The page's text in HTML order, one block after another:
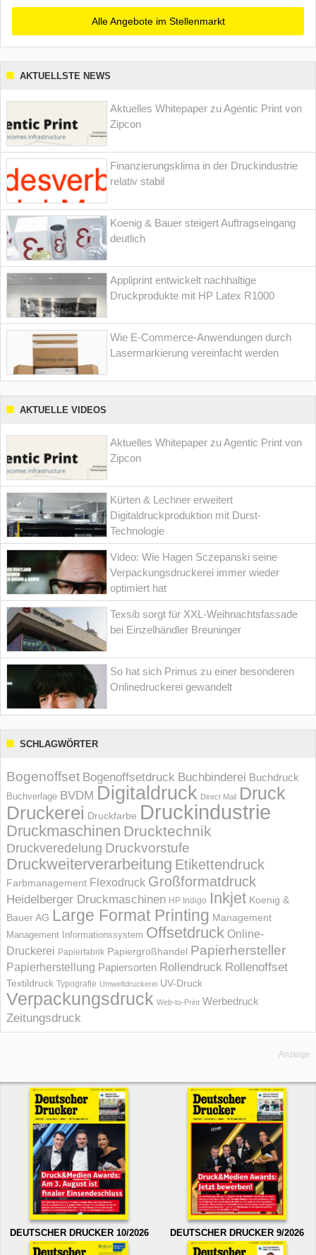
Alle Angebote im Stellenmarkt
AKTUELLSTE NEWS
Aktuelles Whitepaper zu Agentic Print von
Zipcon
Finanzierungsklima in der Druckindustrie
relativ stabil
Koenig & Bauer steigert Auftragseingang
deutlich
Appliprint entwickelt nachhaltige
Druckprodukte mit HP Latex R1000
Wie E-Commerce-Anwendungen durch
Lasermarkierung vereinfacht werden
AKTUELLE VIDEOS
Aktuelles Whitepaper zu Agentic Print von
Zipcon
Kürten & Lechner erweitert
Digitaldruckproduktion mit Durst-
Technologie
Video: Wie Hagen Sczepanski seine
Verpackungsdruckerei immer wieder
optimiert hat
Texsib sorgt für XXL-Weihnachtsfassade
bei Einzelhändler Breuninger
So hat sich Primus zu einer besonderen
Onlinedruckerei gewandelt
SCHLAGWÖRTER
Bogenoffset Bogenoffsetdruck Buchbinderei Buchdruck
Buchverlage BVDM Digitaldruck Direct Mail Druck
Druckerei Druckfarbe Druckindustrie
Druckmaschinen Drucktechnik
Druckveredelung Druckvorstufe
Druckweiterverarbeitung Etikettendruck
Farbmanagement Flexodruck Großformatdruck
Heidelberger Druckmaschinen HP Indigo Inkjet Koenig &
Bauer AG Large Format Printing Management
Management Informations­system Offsetdruck Online-
Druckerei Papierfabrik Papiergroßhandel Papierhersteller
Papierherstellung Papiersorten Rollendruck Rollenoffset
Textildruck Typografie Umweltdruckerei UV-Druck
Verpackungsdruck Web-to-Print Werbedruck
Zeitungsdruck
Anzeige
DEUTSCHER DRUCKER 10/2026 DEUTSCHER DRUCKER 9/2026